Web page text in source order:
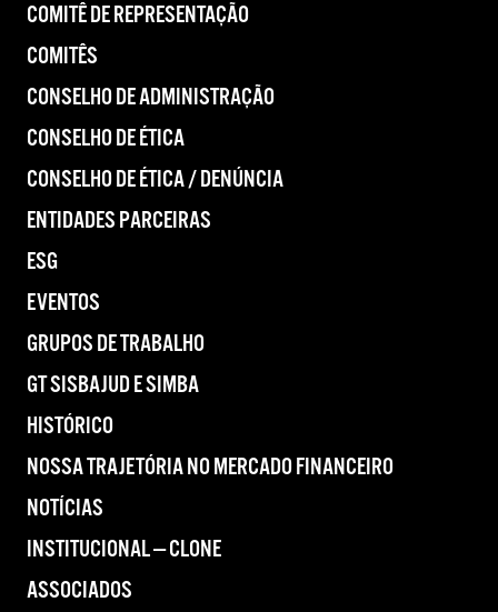
COMITÊ DE REPRESENTAÇÃO
COMITÊS
CONSELHO DE ADMINISTRAÇÃO
CONSELHO DE ÉTICA
CONSELHO DE ÉTICA / DENÚNCIA
ENTIDADES PARCEIRAS
ESG
EVENTOS
GRUPOS DE TRABALHO
GT SISBAJUD E SIMBA
HISTÓRICO
NOSSA TRAJETÓRIA NO MERCADO FINANCEIRO
NOTÍCIAS
INSTITUCIONAL — CLONE
ASSOCIADOS